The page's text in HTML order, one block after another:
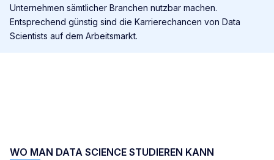
Unternehmen sämtlicher Branchen nutzbar machen.
Entsprechend günstig sind die Karrierechancen von Data
Scientists auf dem Arbeitsmarkt.
WO MAN DATA SCIENCE STUDIEREN KANN